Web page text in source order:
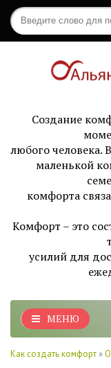
Создание
любого человека.
маленькой
комфорта
Комфорт – это
усилий для
МЕНЮ
Как создать комфорт »